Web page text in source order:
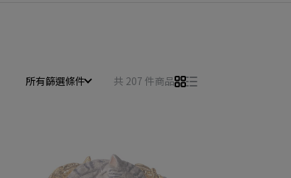
所有篩選條件 共 207 件商品